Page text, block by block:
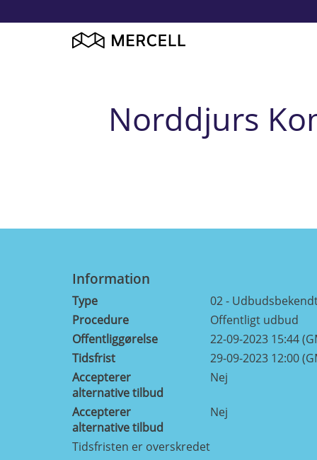
Norddjurs
Information
Type
02 -
Procedure
Offentligt udbud
Offentliggørelse
22-09-2023 15:44
Tidsfrist
29-09-2023 12:00
Accepterer
alternative tilbud
Nej
Accepterer
alternative tilbud
Nej
Tidsfristen er overskredet